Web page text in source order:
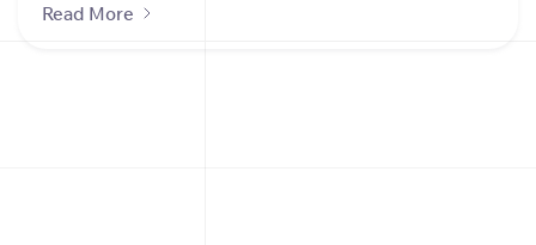
Read More